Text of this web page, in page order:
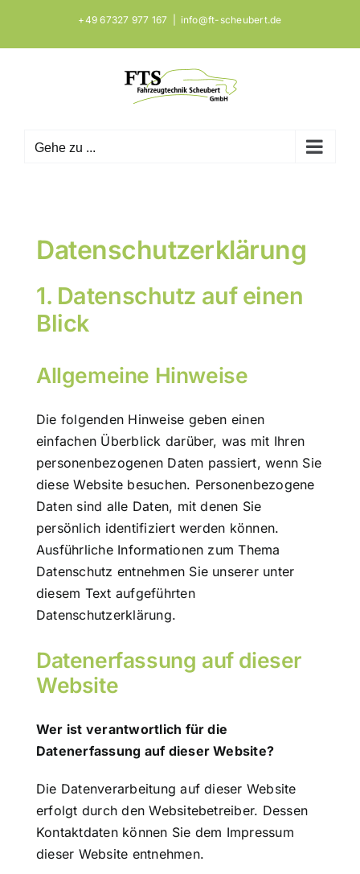
springen
+49 67327 977 167 info@ft-scheubert.de
Gehe zu ...
Datenschutzerklärung
1. Datenschutz auf einen
Blick
Allgemeine Hinweise
Die folgenden Hinweise geben einen
einfachen Überblick darüber, was mit Ihren
personenbezogenen Daten passiert, wenn Sie
diese Website besuchen. Personenbezogene
Daten sind alle Daten, mit denen Sie
persönlich identifiziert werden können.
Ausführliche Informationen zum Thema
Datenschutz entnehmen Sie unserer unter
diesem Text aufgeführten
Datenschutzerklärung.
Datenerfassung auf dieser
Website
Wer ist verantwortlich für die
Datenerfassung auf dieser Website?
Die Datenverarbeitung auf dieser Website
erfolgt durch den Websitebetreiber. Dessen
Kontaktdaten können Sie dem Impressum
dieser Website entnehmen.